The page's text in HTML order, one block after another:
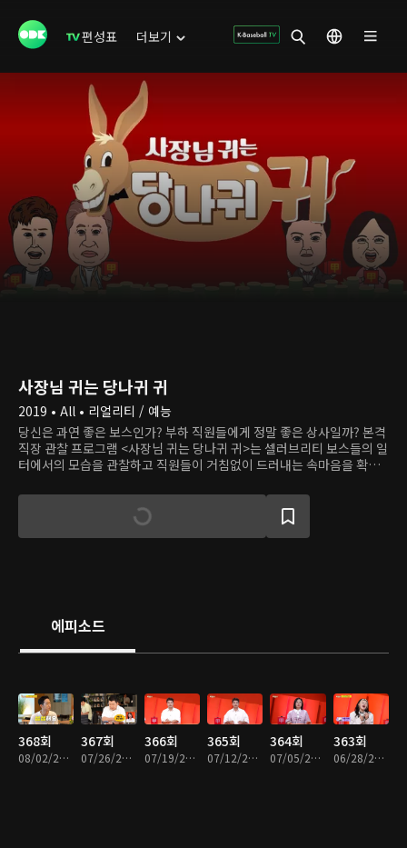
편성표 더보기
사장님 귀는 당나귀 귀
2019 • All • 리얼리티 / 예능
당신은 과연 좋은 보스인가? 부하 직원들에게 정말 좋은 상사일까? 본격
직장 관찰 프로그램 <사장님 귀는 당나귀 귀>는 셀러브리티 보스들의 일
터에서의 모습을 관찰하고 직원들이 거침없이 드러내는 속마음을 확인
진다!
에피소드
368회
08/02/2026 • 1시간 19분
367회
07/26/2026 • 1시간 18분
366회
07/19/2026 • 1시간 16분
365회
07/12/2026 • 1시간 17분
364회
07/05/2026 • 1시간 15분
363회
06/28/2026 • 1시간 17분